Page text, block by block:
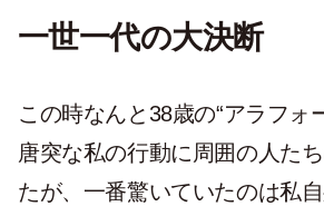
一世一代の大決断
この時なんと38歳の“アラフォ
唐突な私の行動に周囲の人た
たが、一番驚いていたのは私